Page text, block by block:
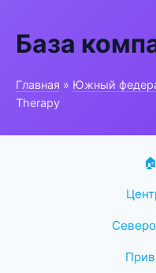
База
Главная » Южный
Therapy